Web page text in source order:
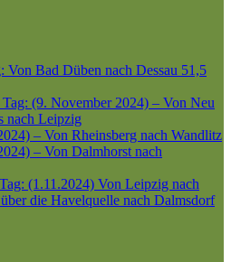
Von Bad Düben nach Dessau 51,5
(9. November 2024) – Von Neu
nach Leipzig
– Von Rheinsberg nach Wandlitz
– Von Dalmhorst nach
(1.11.2024) Von Leipzig nach
die Havelquelle nach Dalmsdorf